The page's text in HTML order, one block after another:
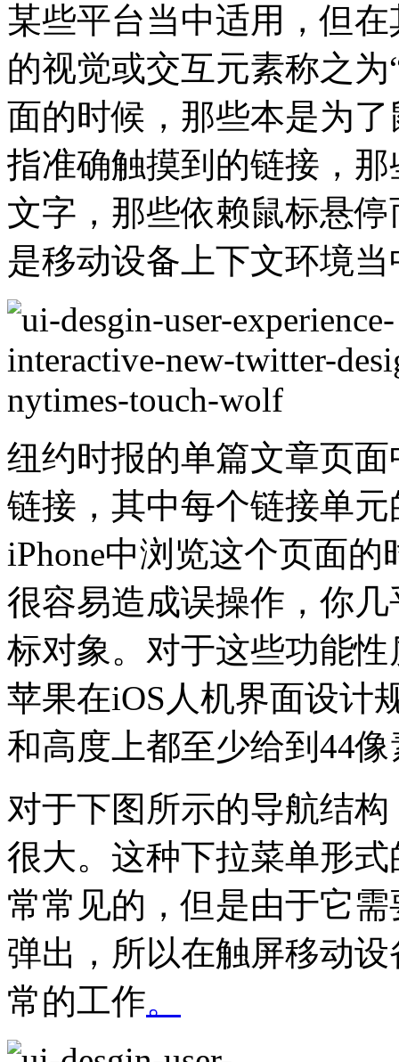
某些平台当中适用，但
的视觉或交互元素称之
面的时候，那些本是为
指准确触摸到的链接，
文字，那些依赖鼠标悬
是移动设备上下文环境
纽约时报的单篇文章页
链接，其中每个链接单
iPhone中浏览这个页面
很容易造成误操作，你
标对象。对于这些功能
苹果在iOS人机界面设计
和高度上都至少给到44
对于下图所示的导航结
很大。这种下拉菜单形
常常见的，但是由于它
弹出，所以在触屏移动
常的工作。